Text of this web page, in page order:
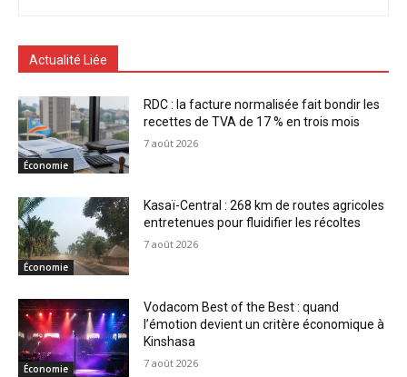
Actualité Liée
Économie
RDC : la facture normalisée fait bondir les
recettes de TVA de 17 % en trois mois
7 août 2026
Économie
Kasaï-Central : 268 km de routes agricoles
entretenues pour fluidifier les récoltes
7 août 2026
Économie
Vodacom Best of the Best : quand
l’émotion devient un critère économique à
Kinshasa
7 août 2026